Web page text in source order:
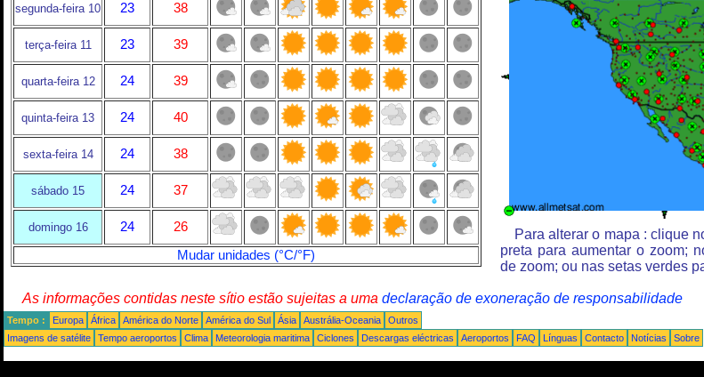
segunda-feira 10 23 38
terça-feira 11 23 39
quarta-feira 12 24 39
quinta-feira 13 24 40
sexta-feira 14 24 38
sábado 15 24 37
domingo 16 24
26
Mudar unidades (°C/°F)
Para alterar o mapa : clique
preta para aumentar o zoom;
de zoom; ou nas setas verdes
As informações contidas neste sítio estão sujeitas a uma declaração de exoneração de responsabilidade
Tempo : Europa África América do Norte América do Sul Ásia Austrália-Oceania
Outros
Imagens de satélite
Tempo aeroportos Clima Meteorologia maritima Ciclones Descargas eléctricas Aeroportos FAQ Línguas Contacto Notícias Sobre